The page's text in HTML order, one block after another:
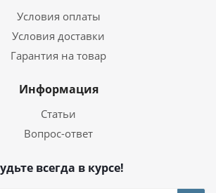
Условия оплаты
Условия доставки
Гарантия на товар
Информация
Статьи
Вопрос-ответ
всегда в курсе!